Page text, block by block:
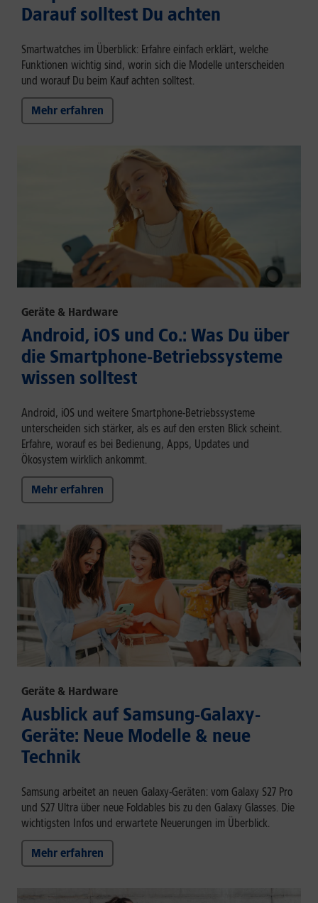
Darauf solltest Du achten
Smartwatches im Überblick: Erfahre einfach erklärt, welche
Funktionen wichtig sind, worin sich die Modelle unterscheiden
und worauf Du beim Kauf achten solltest.
Mehr erfahren
Geräte & Hardware
Android, iOS und Co.: Was Du über
die Smartphone-Betriebssysteme
wissen solltest
Android, iOS und weitere Smartphone-Betriebssysteme
unterscheiden sich stärker, als es auf den ersten Blick scheint.
Erfahre, worauf es bei Bedienung, Apps, Updates und
Ökosystem wirklich ankommt.
Mehr erfahren
Geräte & Hardware
Ausblick auf Samsung-Galaxy-
Geräte: Neue Modelle & neue
Technik
Samsung arbeitet an neuen Galaxy-Geräten: vom Galaxy S27 Pro
und S27 Ultra über neue Foldables bis zu den Galaxy Glasses. Die
wichtigsten Infos und erwartete Neuerungen im Überblick.
Mehr erfahren